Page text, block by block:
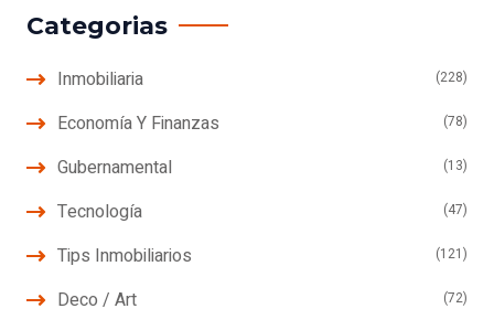
Categorias
Inmobiliaria (228)
Economía Y Finanzas (78)
Gubernamental (13)
Tecnología (47)
Tips Inmobiliarios (121)
Deco / Art (72)